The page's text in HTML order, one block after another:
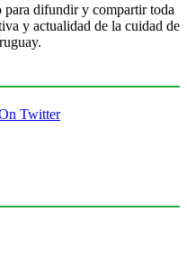
para difundir y compartir toda
y actualidad de la cuidad de